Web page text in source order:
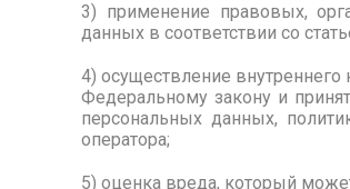
3) применение правовых,
данных в соответствии со
4) осуществление внутреннего
Федеральному закону и
персональных данных,
оператора;
5) оценка вреда, который